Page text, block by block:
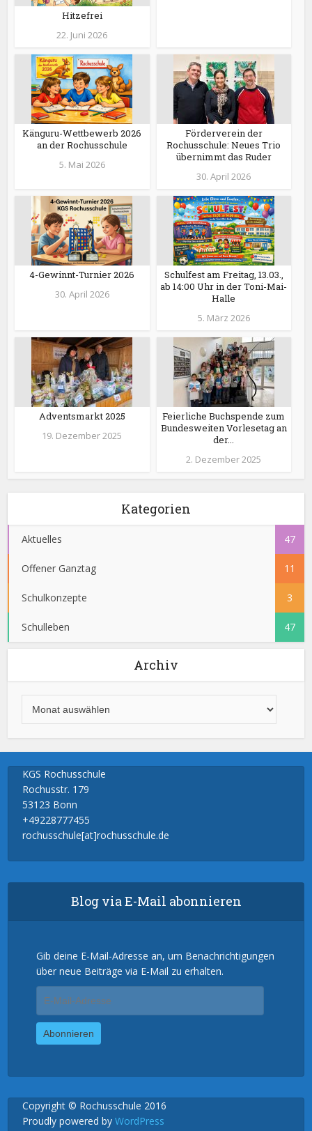
Hitzefrei
22. Juni 2026
Känguru-Wettbewerb 2026
an der Rochusschule
5. Mai 2026
Förderverein der
Rochusschule: Neues Trio
übernimmt das Ruder
30. April 2026
4-Gewinnt-Turnier 2026
30. April 2026
Schulfest am Freitag, 13.03.,
ab 14:00 Uhr in der Toni-Mai-
Halle
5. März 2026
Adventsmarkt 2025
19. Dezember 2025
Feierliche Buchspende zum
Bundesweiten Vorlesetag an
der...
2. Dezember 2025
Kategorien
Aktuelles 47
Offener Ganztag 11
Schulkonzepte 3
Schulleben 47
Archiv
KGS Rochusschule
Rochusstr. 179
53123 Bonn
+49228777455
rochusschule[at]rochusschule.de
Blog via E-Mail abonnieren
Gib deine E-Mail-Adresse an, um Benachrichtigungen
über neue Beiträge via E-Mail zu erhalten.
Mail-
Adresse
Abonnieren
Copyright © Rochusschule 2016
Proudly powered byWordPress